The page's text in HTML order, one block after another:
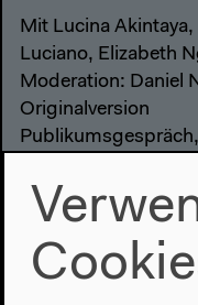
Mit Lucina
Luciano, Elizabeth
Moderation: Daniel
Originalversion